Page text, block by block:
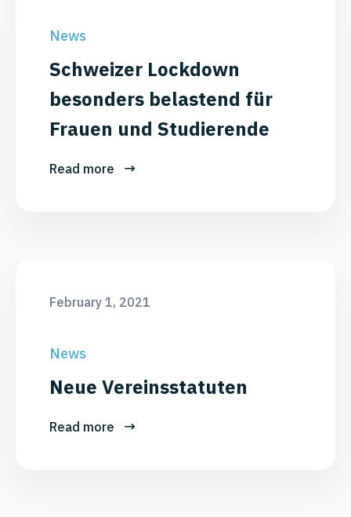
News
Schweizer Lockdown
besonders belastend für
Frauen und Studierende
Read more
February 1, 2021
News
Neue Vereinsstatuten
Read more